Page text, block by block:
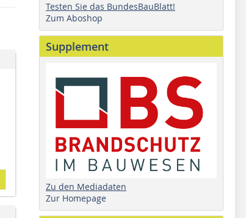
Testen Sie das BundesBauBlatt!
Zum Aboshop
Supplement
Zu den Mediadaten
Zur Homepage